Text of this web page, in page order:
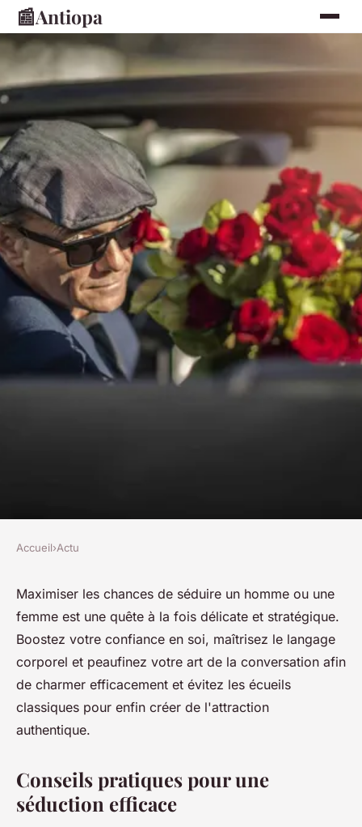
📰Antiopa
Conseils de séduction :
comment maximiser vos
chances ?
josèphe•18 mars 2024•3 min de lecture
Accueil›Actu
Maximiser les chances de séduire un homme ou une
femme est une quête à la fois délicate et stratégique.
Boostez votre confiance en soi, maîtrisez le langage
corporel et peaufinez votre art de la conversation afin
de charmer efficacement et évitez les écueils
classiques pour enfin créer de l'attraction
authentique.
Conseils pratiques pour une
séduction efficace